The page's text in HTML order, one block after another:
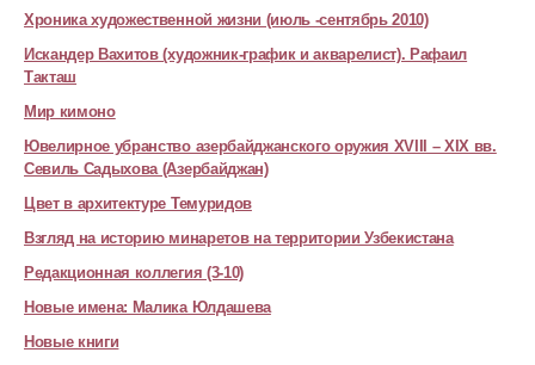
Хроника художественной жизни (июль -сентябрь 2010)
Искандер Вахитов (художник-график и акварелист). Рафаил
Такташ
Мир кимоно
Ювелирное убранство азербайджанского оружия XVIII – XIX вв.
Севиль Садыхова (Азербайджан)
Цвет в архитектуре Темуридов
Взгляд на историю минаретов на территории Узбекистана
Редакционная коллегия (3-10)
Новые имена: Малика Юлдашева
Новые книги